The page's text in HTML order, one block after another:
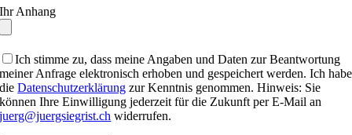
Ihr Anhang
Ich stimme zu, dass meine Angaben und Daten zur Beantwortung
meiner Anfrage elektronisch erhoben und gespeichert werden. Ich habe
dieDatenschutzerklärung zur Kenntnis genommen. Hinweis: Sie
können Ihre Einwilligung jederzeit für die Zukunft per E-Mail an
juerg@juergsiegrist.ch widerrufen.